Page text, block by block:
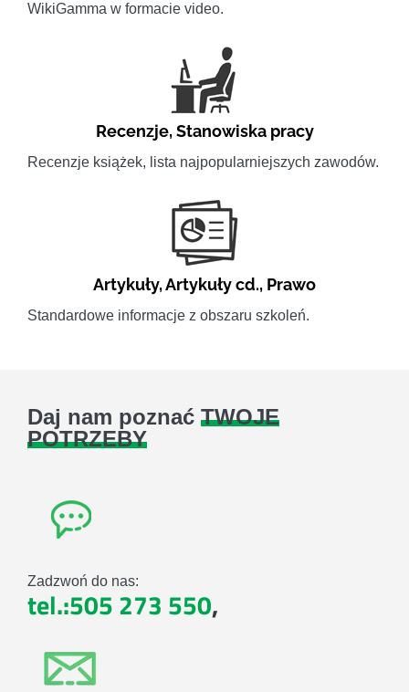
WikiGamma w formacie video.
Recenzje,Stanowiska pracy
Recenzje książek, lista najpopularniejszych zawodów.
Artykuły,Artykuły cd., Prawo
Standardowe informacje z obszaru szkoleń.
Daj nam poznać TWOJE
POTRZEBY
Zadzwoń do nas:
tel.:505 273 550,